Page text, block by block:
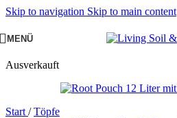
Skip to navigation Skip to main content
MENÜ
Ausverkauft
Start / Töpfe